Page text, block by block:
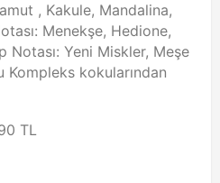
, Kakule, Mandalina,
Menekşe, Hedione,
Notası: Yeni Miskler, Meşe
Kompleks kokularından
TL